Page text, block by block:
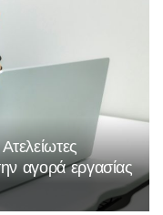
αγορά εργασίας